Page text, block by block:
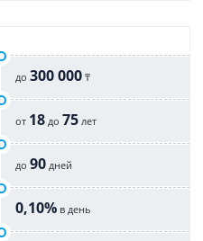
до 300 000 ₸
от 18 до 75 лет
до 90 дней
0,10% в день